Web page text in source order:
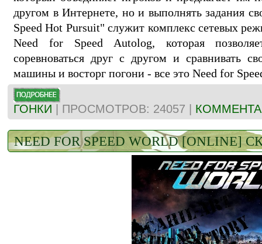
другом в Интернете, но и выполнять задания
Speed Hot Pursuit" служит комплекс сетевых
Need for Speed Autolog, которая
соревноваться друг с другом и сравнивать
машины и восторг погони - все это Need for
ГОНКИ | ПРОСМОТРОВ: 24057 |
NEED FOR SPEED WORLD